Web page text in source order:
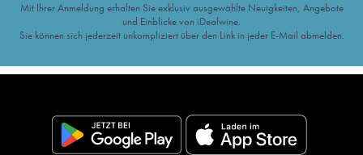
Mit Ihrer Anmeldung erhalten Sie exklusiv ausgewählte Neuigkeiten, Angebote
und Einblicke von iDealwine.
Sie können sich jederzeit unkompliziert über den Link in jeder E-Mail abmelden.